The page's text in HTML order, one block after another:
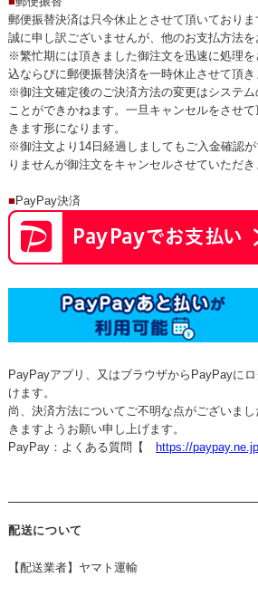
郵便振替決済は只今休止とさせて頂いておりま
誠に申し訳ございませんが、他のお支払方法を
※繁忙期には頂きました御注文を迅速に処理
込ならびに郵便振替決済を一時休止させて頂
※御注文確定後のご決済方法の変更はシステム
ことができかねます。一旦キャンセルをさせ
きます形になります。
※御注文より14日経過しましてもご入金確認
りませんが御注文をキャンセルさせていただき
■ PayPay決済
PayPayアプリ、又はブラウザからPayPayに
けます。
尚、決済方法についてご不明な点がございま
きますようお願い申し上げます。
PayPay：よくある質問【
https://
配送について
【配送業者】ヤマト運輸